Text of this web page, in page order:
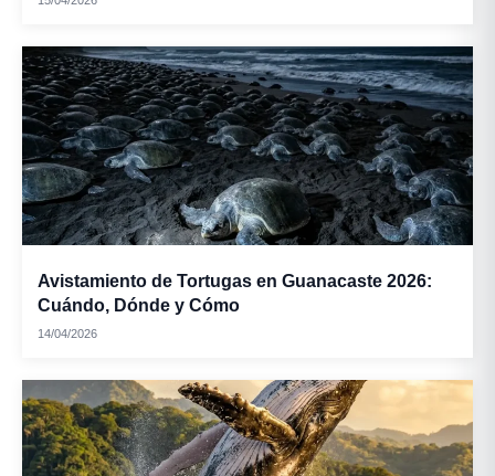
Avistamiento de Tortugas en Guanacaste 2026:
Cuándo, Dónde y Cómo
14/04/2026